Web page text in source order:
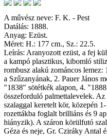
A művész neve: F. K. - Pest
Datálás: 1888.
Anyag: Ezüst.
Méret: H.: 177 cm., Sz.: 22.5.
Leírás: Aranyozott ezüst, a fej
a kampó plasztikus, kibomló
rombusz alakú zománcos
a Szűzanyának, 2. Pauer János
"1838" sötétkék alapon, 4.
összeforduló palmettalevelek.
szalaggal keretelt kör, közepén
rozettákba foglalt brilliáns és 9
hiányzik). A száron körülfutó
Géza és neje, Gr. Cziráky Antal